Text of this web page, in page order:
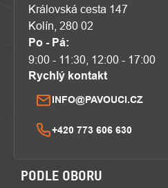
Královská cesta 147
Kolín, 280 02
Po - Pá:
9:00 - 11:30, 12:00 - 17:00
Rychlý kontakt
INFO@PAVOUCI.CZ
+420 773 606 630
PODLE OBORU